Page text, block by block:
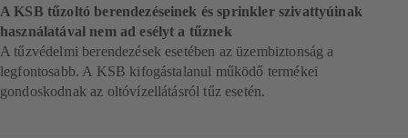
A KSB tűzoltó berendezéseinek és sprinkler szivattyúinak
használatával nem ad esélyt a tűznek
A tűzvédelmi berendezések esetében az üzembiztonság a
legfontosabb. A KSB kifogástalanul működő termékei
gondoskodnak az oltóvízellátásról tűz esetén.